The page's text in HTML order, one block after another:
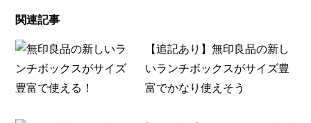
関連記事
【追記あり】無印良品の新し
いランチボックスがサイズ豊
富でかなり使えそう